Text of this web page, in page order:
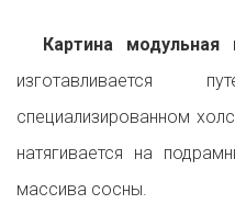
Картина
изготавливается
специализированном
натягивается на
массива сосны.